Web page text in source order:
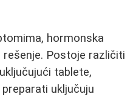
hormonska
Postoje različiti
tablete,
uključuju